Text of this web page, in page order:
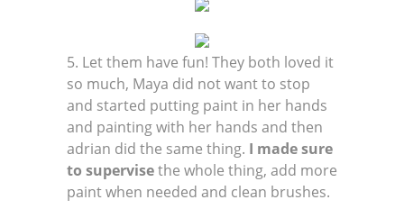
5. Let them have fun! They both loved it
so much, Maya did not want to stop
and started putting paint in her hands
and painting with her hands and then
adrian did the same thing. I made sure
to supervisethe whole thing, add more
paint when needed and clean brushes.